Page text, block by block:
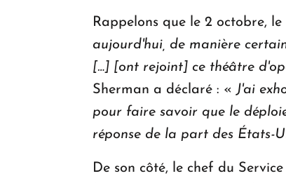
Rappelons que le 2 octobre,
aujourd'hui, de manière
[…] [ont rejoint] ce théâtre
Sherman a déclaré : « J'ai
pour faire savoir que le
réponse de la part des États-
De son côté, le chef du